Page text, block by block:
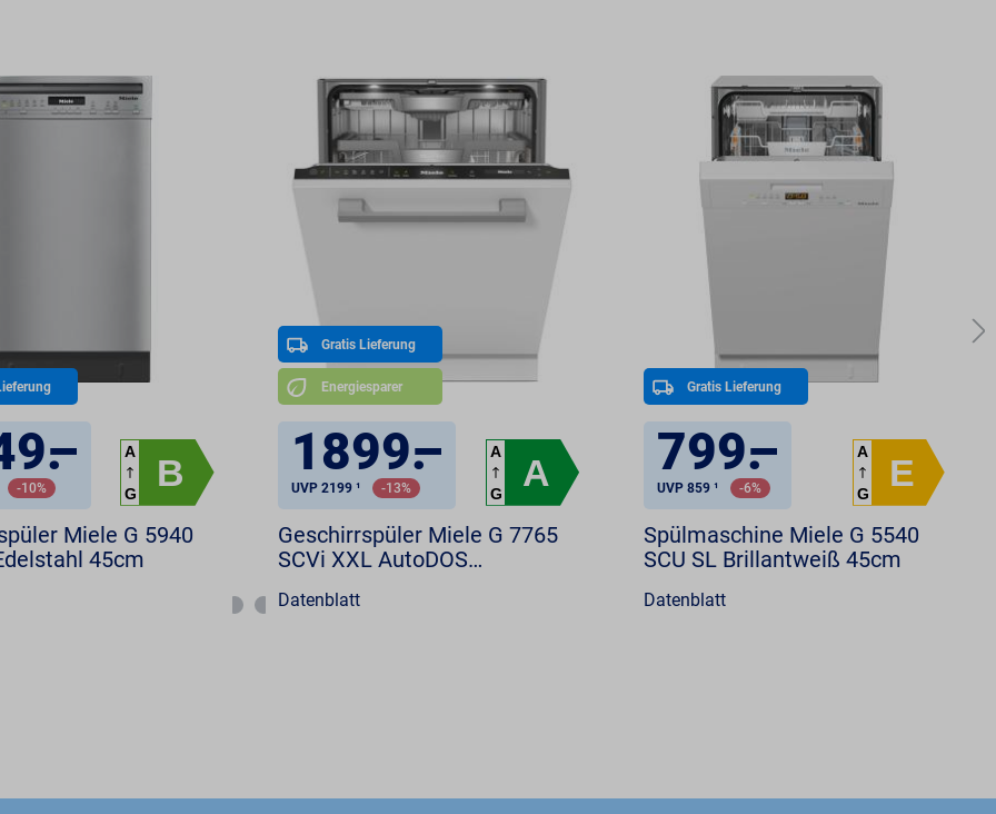
.
–
-10% B
A
G
Miele G 5940
45cm
Gratis Lieferung
Energiesparer
1899.
–
UVP 2199 ¹ -13% A
A
G
Geschirrspüler Miele G 7765
SCVi XXL AutoDOS
Datenblatt
Gratis Lieferung
799.
–
UVP 859 ¹ -6% E
A
G
Spülmaschine Miele G 5540
SCU SL Brillantweiß 45cm
Datenblatt